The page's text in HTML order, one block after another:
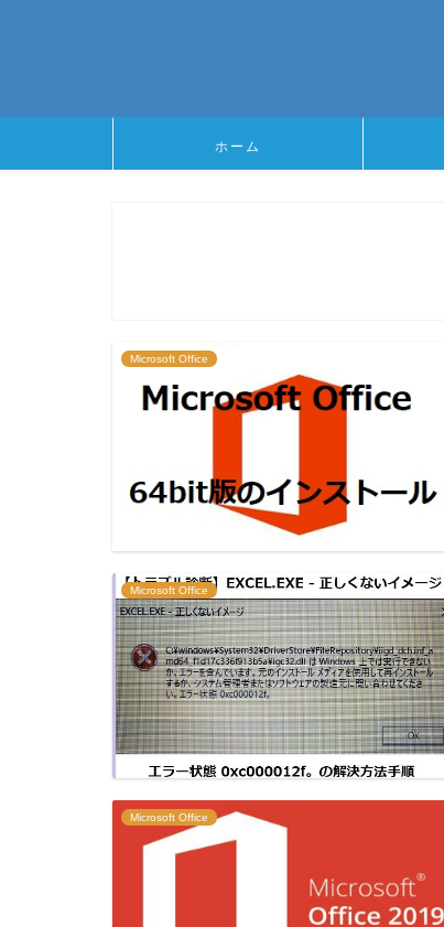
ホーム
Microsoft Office
Microsoft Office
Microsoft Office